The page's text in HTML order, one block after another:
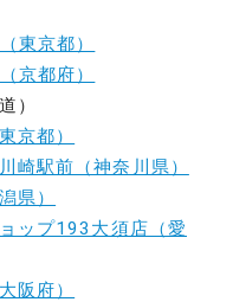
東京都）
京都府）
）
京都）
崎駅前（神奈川県）
県）
ップ193大須店（愛
阪府）